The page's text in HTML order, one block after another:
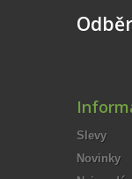
Slevy
Novinky